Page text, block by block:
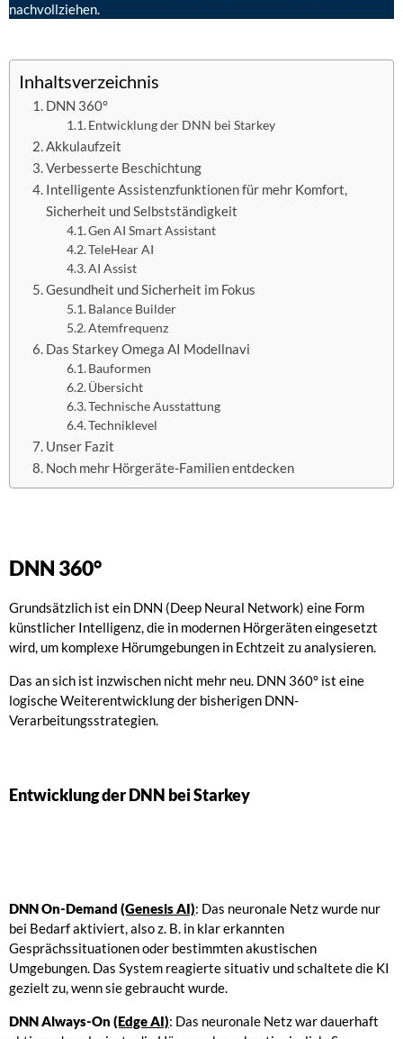
nachvollziehen.
Inhaltsverzeichnis
DNN 360°
Entwicklung der DNN bei Starkey
Akkulaufzeit
Verbesserte Beschichtung
Intelligente Assistenzfunktionen für mehr Komfort,
Sicherheit und Selbstständigkeit
Gen AI Smart Assistant
TeleHear AI
AI Assist
Gesundheit und Sicherheit im Fokus
Balance Builder
Atemfrequenz
Das Starkey Omega AI Modellnavi
Bauformen
Übersicht
Technische Ausstattung
Techniklevel
Unser Fazit
Noch mehr Hörgeräte-Familien entdecken
DNN 360°
Grundsätzlich ist ein DNN (Deep Neural Network) eine Form
künstlicher Intelligenz, die in modernen Hörgeräten eingesetzt
wird, um komplexe Hörumgebungen in Echtzeit zu analysieren.
Das an sich ist inzwischen nicht mehr neu. DNN 360° ist eine
logische Weiterentwicklung der bisherigen DNN-
Verarbeitungsstrategien.
Entwicklung der DNN bei Starkey
DNN On-Demand (Genesis AI): Das neuronale Netz wurde nur
bei Bedarf aktiviert, also z. B. in klar erkannten
Gesprächssituationen oder bestimmten akustischen
Umgebungen. Das System reagierte situativ und schaltete die KI
gezielt zu, wenn sie gebraucht wurde.
DNN Always-On (Edge AI): Das neuronale Netz war dauerhaft